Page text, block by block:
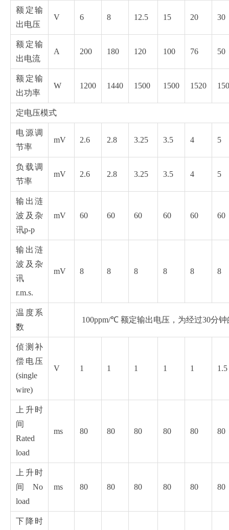
额定输
出电压
V 6 8 12.5 15 20 30
额定输
出电流
A 200 180 120 100 76 50
额定输
出功率
W 1200 1440 1500 1500 1520
定电压模式
电源调
节率
mV 2.6 2.8 3.25 3.5 4 5
负载调
节率
mV 2.6 2.8 3.25 3.5 4 5
输出涟
波及杂
讯p-p
mV 60 60 60 60 60 60
输出涟
波及杂
讯
r.m.s.
mV 8 8 8 8 8 8
温度系
数
100ppm/℃ 额定输出电压，为经过30分钟
侦测补
偿电压
(single
wire)
V 1 1 1 1 1 1.5
上升时
间
Rated
load
ms 80 80 80 80 80 80
上升时
间 No
load
ms 80 80 80 80 80 80
下降时